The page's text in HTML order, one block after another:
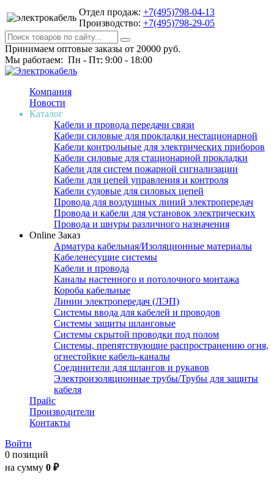
Отдел продаж: +7(495)798-04-13
Производство: +7(495)798-29-05
Принимаем оптовые заказы от 20000 руб.
Мы работаем: Пн - Пт: 9:00 - 18:00
Компания
Новости
Каталог
Кабели и провода передачи связи
Кабели силовые для прокладки нестационарной
Кабели контрольные для электрических приборов
Кабели силовые для стационарной прокладки
Кабели для систем пожарной сигнализации
Кабели для цепей управления и контроля
Кабели судовые для силовых цепей
Провода для воздушных линий электропередач
Провода и кабели для установок электрических
Провода и шнуры различного назначения
Online Заказ
Арматура кабельная/Изоляционные материалы
Кабеленесущие системы
Кабели и провода
Каналы настенного и потолочного монтажа
Короба кабельные
Линии электропередач (ЛЭП)
Системы ввода для кабелей и проводов
Системы защиты шланговые
Системы скрытой проводки под полом
Системы, препятствующие распространению огня,
огнестойкие кабель-каналы
Соединители для шлангов и рукавов
Электроизоляционные трубы/Трубы для защиты
кабеля
Прайс
Производители
Контакты
Войти
0 позиций
на сумму 0 ₽